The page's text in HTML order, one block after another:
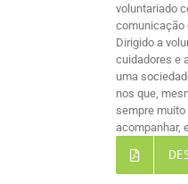
voluntariado
comunicação
Dirigido a
cuidadores e
uma
nos que,
sempre muito
acompanhar,